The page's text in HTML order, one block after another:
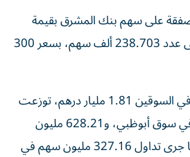
على سهم بنك المشرق بقيمة
71.61 مليون درهم، على عدد 238.703 ألف سهم، بسعر 300
وبلغت قيمة التداولات في السوقين 1.81 مليار درهم، توزعت
بواقع 1.18 مليار درهم في سوق أبوظبي، و628.21 مليون
درهم في سوق دبي، كما جرى تداول 327.16 مليون سهم في